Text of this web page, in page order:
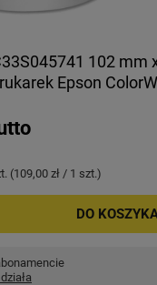
102 mm
Epson
(109,00 zł / 1 szt.)
DO